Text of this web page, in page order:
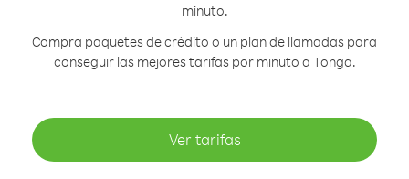
minuto.
Compra paquetes de crédito o un plan de llamadas para
conseguir las mejores tarifas por minuto a Tonga.
Ver tarifas